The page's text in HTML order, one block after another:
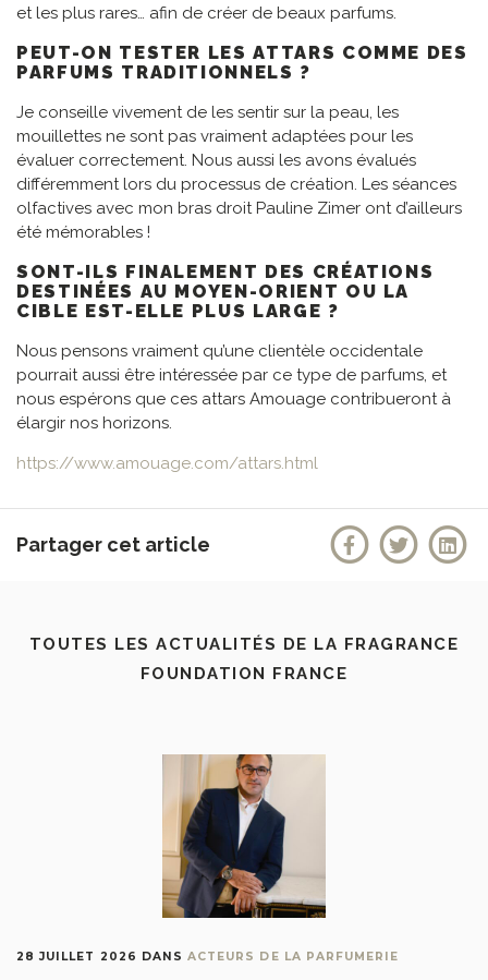
et les plus rares… afin de créer de beaux parfums.
PEUT-ON TESTER LES ATTARS COMME DES
PARFUMS TRADITIONNELS ?
Je conseille vivement de les sentir sur la peau, les
mouillettes ne sont pas vraiment adaptées pour les
évaluer correctement. Nous aussi les avons évalués
différemment lors du processus de création. Les séances
olfactives avec mon bras droit Pauline Zimer ont d’ailleurs
été mémorables !
SONT-ILS FINALEMENT DES CRÉATIONS
DESTINÉES AU MOYEN-ORIENT OU LA
CIBLE EST-ELLE PLUS LARGE ?
Nous pensons vraiment qu’une clientèle occidentale
pourrait aussi être intéressée par ce type de parfums, et
nous espérons que ces attars Amouage contribueront à
élargir nos horizons.
https://www.amouage.com/attars.html
Partager cet article
TOUTES LES ACTUALITÉS DE LA FRAGRANCE
FOUNDATION FRANCE
28 JUILLET 2026 DANSACTEURS DE LA PARFUMERIE